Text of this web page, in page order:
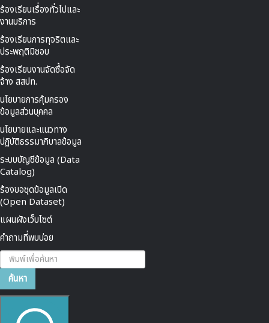
ร้องเรียนเรื่องทั่วไปและ
งานบริการ
ร้องเรียนการทุจริตและ
ประพฤติมิชอบ
ร้องเรียนงานจัดซื้อจัด
จ้าง สสปท.
นโยบายการคุ้มครอง
ข้อมูลส่วนบุคคล
นโยบายและแนวทาง
ปฏิบัติธรรมาภิบาลข้อมูล
ระบบบัญชีข้อมูล (Data
Catalog)
ร้องขอชุดข้อมูลเปิด
(Open Dataset)
แผนผังเว็บไซต์
คำถามที่พบบ่อย
ค้นหา...
ค้นหา